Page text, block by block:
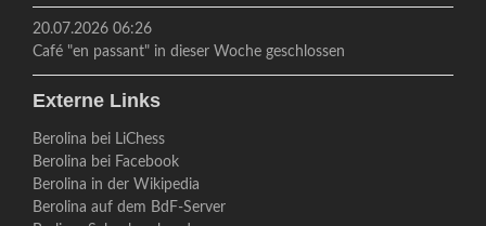
20.07.2026 06:26
Café "en passant" in dieser Woche geschlossen
Externe Links
Berolina bei LiChess
Berolina bei Facebook
Berolina in der Wikipedia
Berolina auf dem BdF-Server